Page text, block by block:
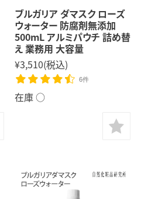
ブルガリア ダマスク ローズ
ウォーター 防腐剤無添加
500mL アルミパウチ 詰め替
え 業務用 大容量
¥3,510(税込)
6件
在庫 ○